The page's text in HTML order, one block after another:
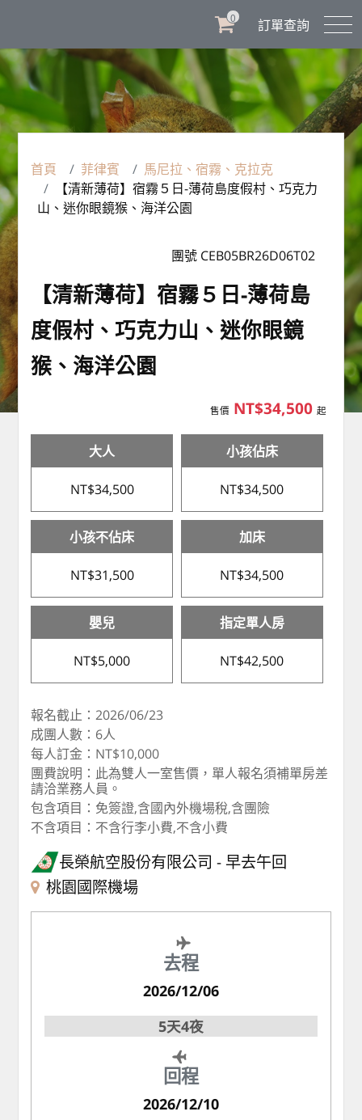
0 訂單查詢
首頁 菲律賓
馬尼拉、宿霧、克拉克
【清新薄荷】宿霧５日-薄荷島度假村、巧克力
山、迷你眼鏡猴、海洋公園
團號 CEB05BR26D06T02
【清新薄荷】宿霧５日-薄荷島
度假村、巧克力山、迷你眼鏡
猴、海洋公園
售價 NT$34,500 起
大人
NT$34,500
小孩佔床
NT$34,500
小孩不佔床
NT$31,500
加床
NT$34,500
嬰兒
NT$5,000
指定單人房
NT$42,500
報名截止：2026/06/23
成團人數：6人
每人訂金：NT$10,000
團費說明：此為雙人一室售價，單人報名須補單房差
請洽業務人員。
包含項目：免簽證,含國內外機場稅,含團險
不含項目：不含行李小費,不含小費
長榮航空股份有限公司
早去午回
桃園國際機場
去程
2026/12/06
5天4夜
回程
2026/12/10